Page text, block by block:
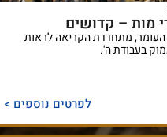
מות – קדושים
מתחדדת הקריאה לראות
בעבודת ה'.
לפרטים נוספים >